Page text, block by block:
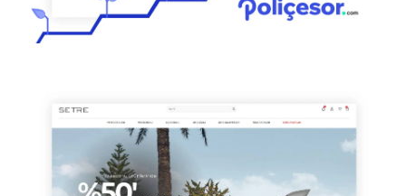
QBA MEDI TOURS – SAĞLIK TURIZMI SEO